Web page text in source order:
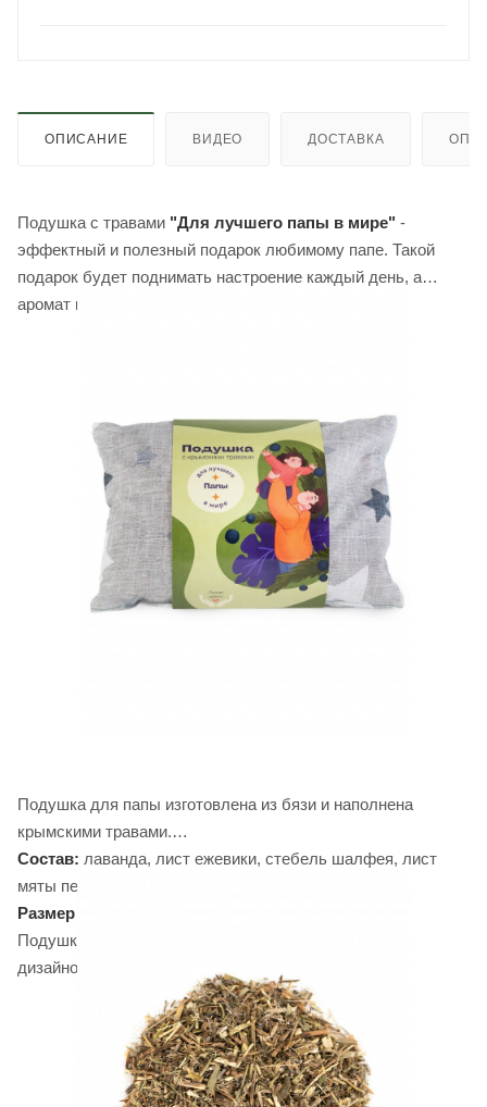
ОПИСАНИЕ ВИДЕО ДОСТАВКА
Подушка с травами "Для лучшего папы в мире" -
эффектный и полезный подарок любимому папе. Такой
подарок будет поднимать настроение каждый день, а
аромат крымских трав будет успокаивать!
Подушка для папы изготовлена из бязи и наполнена
крымскими травами.
Состав: лаванда, лист ежевики, стебель шалфея, лист
мяты перечной, пустырник
Размер
Подушка заключена в яркую обечайку с авторским
дизайном.